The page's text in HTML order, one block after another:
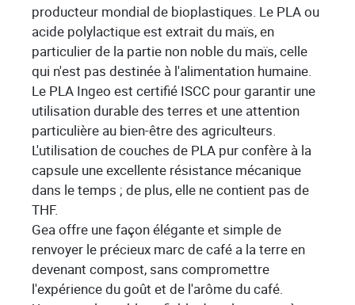
producteur mondial de bioplastiques. Le PLA ou
acide polylactique est extrait du maïs, en
particulier de la partie non noble du maïs, celle
qui n'est pas destinée à l'alimentation humaine.
Le PLA Ingeo est certifié ISCC pour garantir une
utilisation durable des terres et une attention
particulière au bien-être des agriculteurs.
L'utilisation de couches de PLA pur confère à la
capsule une excellente résistance mécanique
dans le temps ; de plus, elle ne contient pas de
THF.
Gea offre une façon élégante et simple de
renvoyer le précieux marc de café a la terre en
devenant compost, sans compromettre
l'expérience du goût et de l'arôme du café.